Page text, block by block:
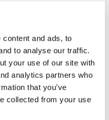
and ads, to
to analyse our traffic.
your use of our site with
analytics partners who
that you’ve
collected from your use
00:35